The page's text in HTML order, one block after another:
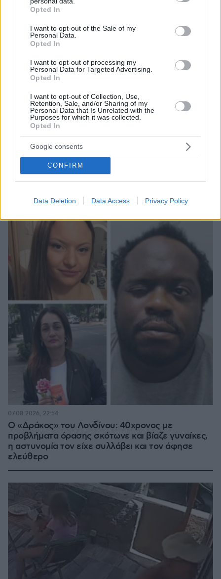
grant or deny consent to Google and its third-party tags to
use your data for below specified purposes in below Google
consent section.
Opted In
I want to opt-out of the Sale of my
Personal Data.
Opted In
I want to opt-out of processing my
Personal Data for Targeted Advertising.
Opted In
I want to opt-out of Collection, Use,
Retention, Sale, and/or Sharing of my
Personal Data that Is Unrelated with the
Purposes for which it was collected.
Opted In
Google consents
CONFIRM
Data Deletion Data Access Privacy Policy
Στο χαμηλότερο επίπεδο της δεκαετίας η αποψίλωση
στον Αμαζόνιο, μειώθηκε κατά 37% σε έναν χρόνο
Τρόμος για τουρίστες στη Μποτσουάνα: Ιπποπόταμος
καταδιώκει το σκάφος τους, δείτε βίντεο
08.08.2026, 05:03
Μακαρονάδα με μελιτζάνα, ντομάτα και ανθότυρο
08.08.2026, 05:00
Ρωσικά πλήγματα σε Κίεβο και Μπροβαρί: Τρεις νεκροί,
ανάμεσά τους ένα παιδί
ΔΕΙΤΕ ΟΛΕΣ ΤΙΣ ΕΙΔΗΣΕΙΣ
ΤΑ ΠΙΟ ΔΗΜΟΦΙΛΗ
Ο «Δράκος» του Λονδίνου: 40χρονος με
προβλήματα όρασης σκότωνε και βίαζε γυναίκες,
η αστυνομία τον είχε συλλάβει και τον άφησε
ελεύθερο
07.08.2026, 22:54